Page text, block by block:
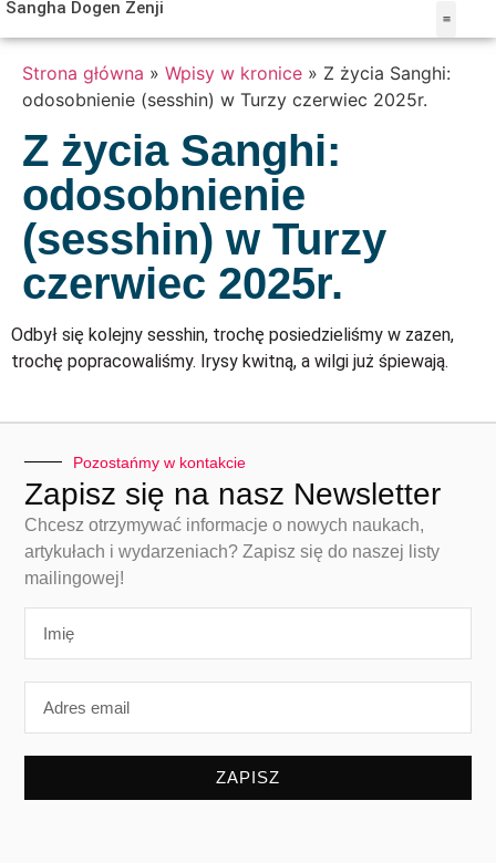
Sangha Dogen Zenji
Strona główna » Wpisy w kronice » Z życia Sanghi:
odosobnienie (sesshin) w Turzy czerwiec 2025r.
Z życia Sanghi:
odosobnienie
(sesshin) w Turzy
czerwiec 2025r.
Odbył się kolejny sesshin, trochę posiedzieliśmy w zazen,
trochę popracowaliśmy. Irysy kwitną, a wilgi już śpiewają.
Pozostańmy w kontakcie
Zapisz się na nasz Newsletter
Chcesz otrzymywać informacje o nowych naukach,
artykułach i wydarzeniach? Zapisz się do naszej listy
mailingowej!
ZAPISZ